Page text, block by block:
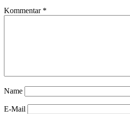
Kommentar *
Name
E-Mail